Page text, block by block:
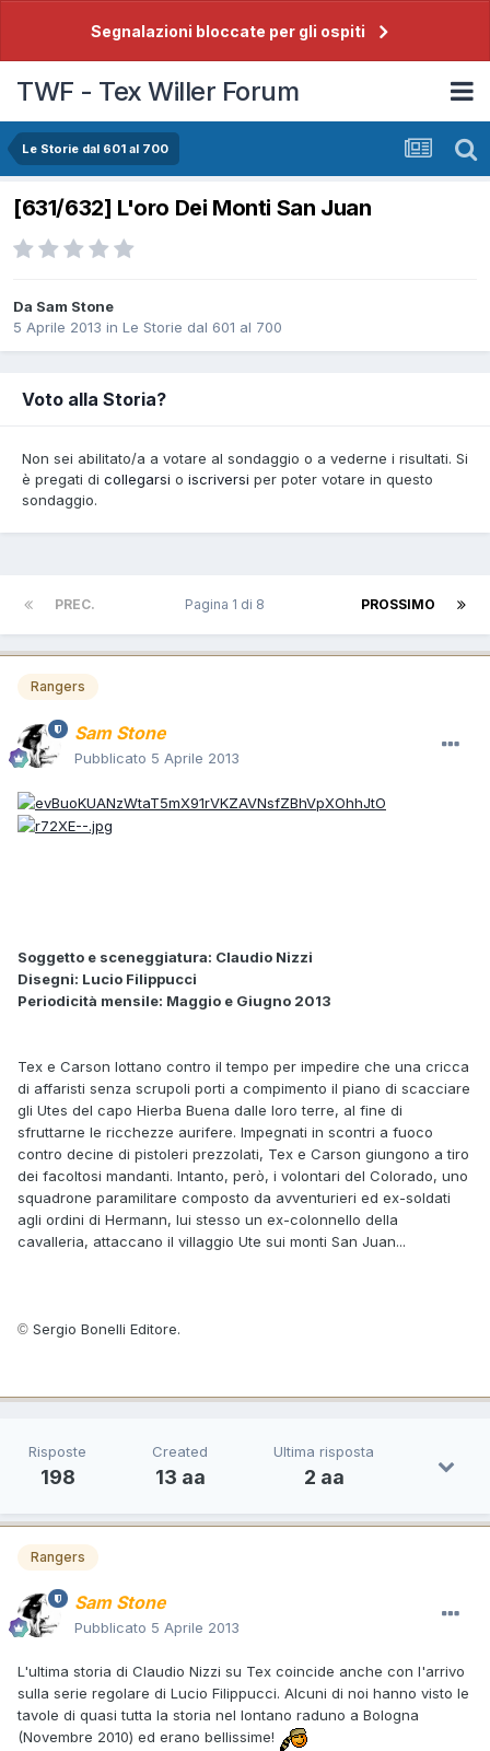
Segnalazioni bloccate per gli ospiti
TWF - Tex Willer Forum
Le Storie dal 601 al 700
[631/632] L'oro Dei Monti San Juan
Da Sam Stone
5 Aprile 2013 in Le Storie dal 601 al 700
Voto alla Storia?
Non sei abilitato/a a votare al sondaggio o a vederne i risultati. Si
è pregati di collegarsi o iscriversi per poter votare in questo
sondaggio.
PREC. PROSSIMO
Pagina 1 di 8
Rangers
Sam Stone
Pubblicato 5 Aprile 2013
Soggetto e sceneggiatura: Claudio Nizzi
Disegni: Lucio Filippucci
Periodicità mensile: Maggio e Giugno 2013
Tex e Carson lottano contro il tempo per impedire che una cricca
di affaristi senza scrupoli porti a compimento il piano di scacciare
gli Utes del capo Hierba Buena dalle loro terre, al fine di
sfruttarne le ricchezze aurifere. Impegnati in scontri a fuoco
contro decine di pistoleri prezzolati, Tex e Carson giungono a tiro
dei facoltosi mandanti. Intanto, però, i volontari del Colorado, uno
squadrone paramilitare composto da avventurieri ed ex-soldati
agli ordini di Hermann, lui stesso un ex-colonnello della
cavalleria, attaccano il villaggio Ute sui monti San Juan...
© Sergio Bonelli Editore.
Risposte
198
Created
13 aa
Ultima risposta
2 aa
Rangers
Sam Stone
Pubblicato 5 Aprile 2013
L'ultima storia di Claudio Nizzi su Tex coincide anche con l'arrivo
sulla serie regolare di Lucio Filippucci. Alcuni di noi hanno visto le
tavole di quasi tutta la storia nel lontano raduno a Bologna
(Novembre 2010) ed erano bellissime!